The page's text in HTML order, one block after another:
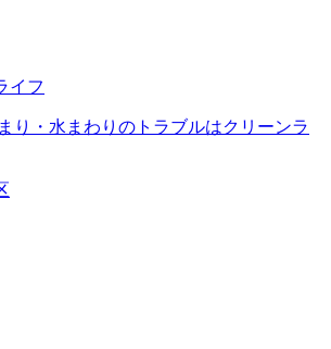
イフ
り・水まわりのトラブルはクリーンラ